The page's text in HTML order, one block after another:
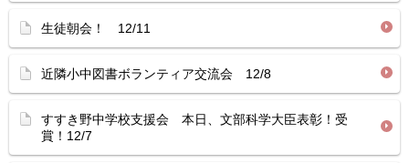
生徒朝会！ 12/11
近隣小中図書ボランティア交流会 12/8
すすき野中学校支援会 本日、文部科学大臣表彰！受
賞！12/7